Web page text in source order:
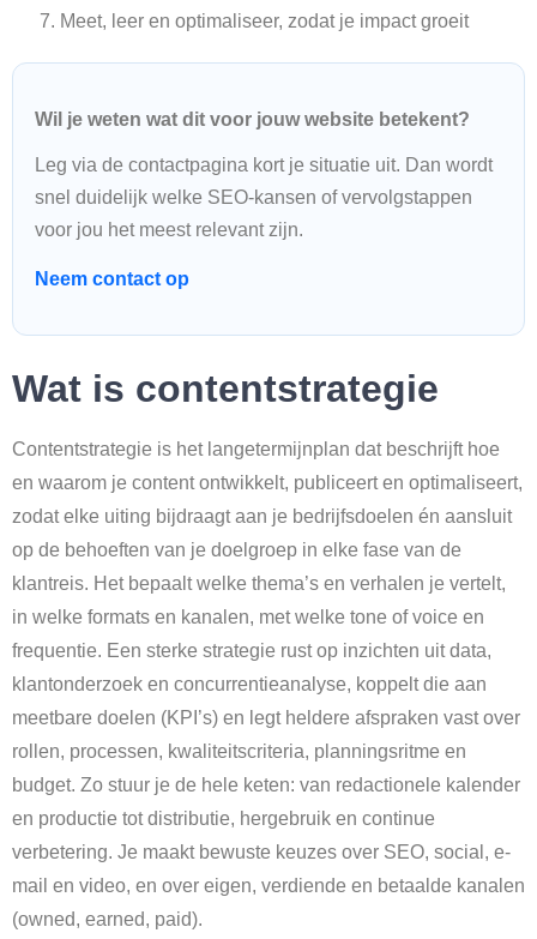
Meet, leer en optimaliseer, zodat je impact groeit
Wil je weten wat dit voor jouw website betekent?
Leg via de contactpagina kort je situatie uit. Dan wordt
snel duidelijk welke SEO-kansen of vervolgstappen
voor jou het meest relevant zijn.
Neem contact op
Wat is contentstrategie
Contentstrategie is het langetermijnplan dat beschrijft hoe
en waarom je content ontwikkelt, publiceert en optimaliseert,
zodat elke uiting bijdraagt aan je bedrijfsdoelen én aansluit
op de behoeften van je doelgroep in elke fase van de
klantreis. Het bepaalt welke thema’s en verhalen je vertelt,
in welke formats en kanalen, met welke tone of voice en
frequentie. Een sterke strategie rust op inzichten uit data,
klantonderzoek en concurrentieanalyse, koppelt die aan
meetbare doelen (KPI’s) en legt heldere afspraken vast over
rollen, processen, kwaliteitscriteria, planningsritme en
budget. Zo stuur je de hele keten: van redactionele kalender
en productie tot distributie, hergebruik en continue
verbetering. Je maakt bewuste keuzes over SEO, social, e-
mail en video, en over eigen, verdiende en betaalde kanalen
(owned, earned, paid).